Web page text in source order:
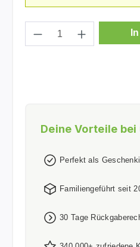
Produkt Anzahl:
Deine Vorteile bei
Perfekt als
Familiengeführt seit
30 Tage